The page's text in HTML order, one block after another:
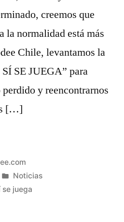
creemos que
la normalidad está más
Chile, levantamos la
SE JUEGA” para
y reencontrarnos
[…]
Noticias
se juega